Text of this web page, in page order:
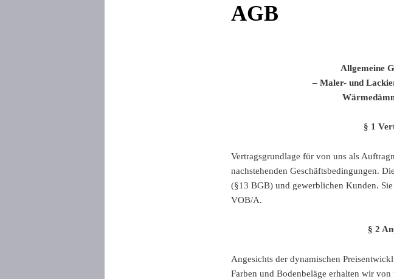
AGB
Allgemeine
– Maler- und
§ 1
Vertragsgrundlage für von uns als
nachstehenden Geschäftsbedingungen.
(§13 BGB) und gewerblichen Kunden.
VOB/A.
§ 2
Angesichts der dynamischen
Farben und Bodenbeläge erhalten wir